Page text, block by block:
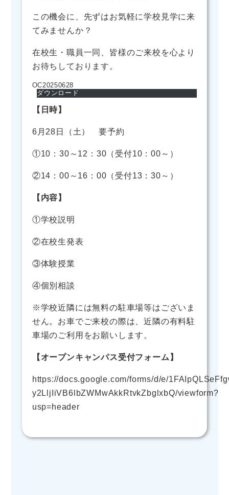
この機会に、先ずはお気軽に学校見学に来
てみませんか？
在校生・職員一同、皆様のご来校を心より
お待ちしております。
OC20250628
ダウンロード
【日時】
6月28日（土） 要予約
①10：30～12：30（受付10：00～）
②14：00～16：00（受付13：30～）
【内容】
①学校説明
②在校生発表
③体験授業
④個別相談
※学校近隣には無料の駐車場等はございま
せん。お車でご来校の際は、近隣の有料駐
車場のご利用をお願いします。
【オープンキャンパス受付フォーム】
https://docs.google.com/forms/d/e/
y2LljIiVB6lbZWMwAkkRtvkZbglxbQ/viewform?
usp=header